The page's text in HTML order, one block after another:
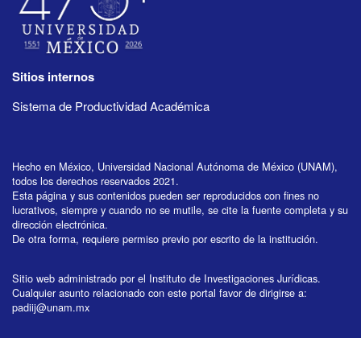
Sitios internos
Sistema de Productividad Académica
Hecho en México, Universidad Nacional Autónoma de México (UNAM),
todos los derechos reservados 2021.
Esta página y sus contenidos pueden ser reproducidos con fines no
lucrativos, siempre y cuando no se mutile, se cite la fuente completa y su
dirección electrónica.
De otra forma, requiere permiso previo por escrito de la institución.
Sitio web administrado por el Instituto de Investigaciones Jurídicas.
Cualquier asunto relacionado con este portal favor de dirigirse a:
padiij@unam.mx